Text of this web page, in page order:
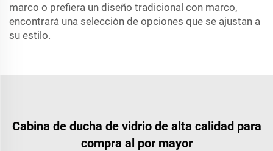
marco o prefiera un diseño tradicional con marco,
encontrará una selección de opciones que se ajustan a
su estilo.
Cabina de ducha de vidrio de alta calidad para
compra al por mayor